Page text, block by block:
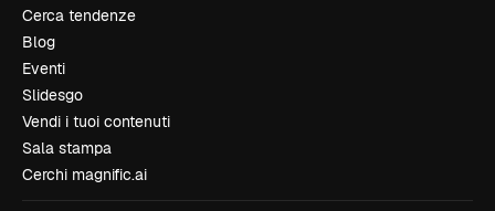
Cerca tendenze
Blog
Eventi
Slidesgo
Vendi i tuoi contenuti
Sala stampa
Cerchi magnific.ai